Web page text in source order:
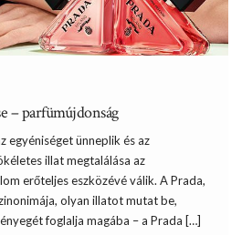
– parfümújdonság
egyéniséget ünneplik és az
illat megtalálása az
erőteljes eszközévé válik. A Prada,
olyan illatot mutat be,
foglalja magába – a Prada […]